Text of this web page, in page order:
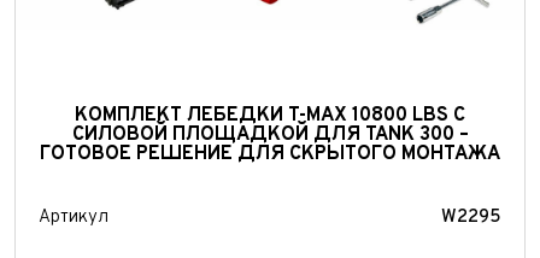
КОМПЛЕКТ ЛЕБЕДКИ T-MAX 10800 LBS С
СИЛОВОЙ ПЛОЩАДКОЙ ДЛЯ TANK 300 –
ГОТОВОЕ РЕШЕНИЕ ДЛЯ СКРЫТОГО МОНТАЖА
Артикул W2295
Обратная связь
ФИО*
Телефон*
Заявка на оценку
ФИО*